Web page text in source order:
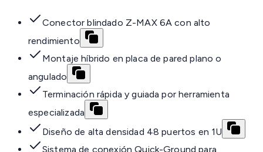
Conector blindado Z-MAX 6A con alto
rendimiento
Montaje híbrido en placa de pared plano o
angulado
Terminación rápida y guiada por herramienta
especializada
Diseño de alta densidad 48 puertos en 1U
Sistema de conexión Quick-Ground para